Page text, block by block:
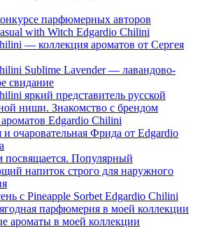
парфюмерных авторов
with Witch Edgardio Chilini
— коллекция ароматов от Сергея
Sublime Lavender — лавандово-
свидание
яркий представитель русской
ниши. Знакомство с брендом
Edgardio Chilini
и очаровательная Фрида от Edgardio
посвящается. Популярный
напиток строго для наружного
с Pineapple Sorbet Edgardio Chilini
парфюмерия в моей коллекции
ароматы в моей коллекции